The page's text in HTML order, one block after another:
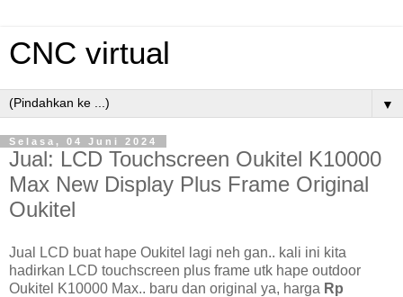
CNC virtual
▼
Selasa, 04 Juni 2024
Jual: LCD Touchscreen Oukitel K10000
Max New Display Plus Frame Original
Oukitel
Jual LCD buat hape Oukitel lagi neh gan.. kali ini kita
hadirkan LCD touchscreen plus frame utk hape outdoor
Oukitel K10000 Max.. baru dan original ya, harga Rp